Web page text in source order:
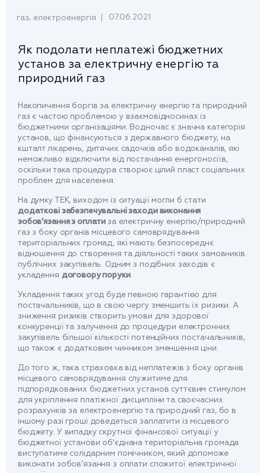
газ, електроенергія 07.06.2021
Як подолати неплатежі бюджетних
установ за електричну енергію та
природний газ
Накопичення боргів за електричну енергію та природний
газ є частою проблемою у взаємовідносинах із
бюджетними організаціями. Водночас є значна категорія
установ, що фінансуються з державного бюджету, на
кшталт лікарень, дитячих садочків або водоканалів, які
неможливо відключити від постачання енергоносіїв,
оскільки така процедура створює цілий пласт соціальних
проблем для населення.
На думку ТЕК, виходом із ситуації могли б стати
додаткові забезпечувальні заходи виконання
зобов’язання з оплати за електричну енергію/природний
газ з боку органів місцевого самоврядування
територіальних громад, які мають безпосереднє
відношення до створення та діяльності таких замовників
публічних закупівель. Одним з подібних заходів є
укладення договору поруки.
Укладення таких угод буде певною гарантією для
постачальників, що в свою чергу зменшить їх ризики. А
зниження ризиків створить умови для здорової
конкуренції та залучення до процедури електронних
закупівель більшої кількості потенційних постачальників,
що також є додатковим чинником зменшення ціни.
До того ж, така страховка від неплатежів з боку органів
місцевого самоврядування служитиме для
підпорядкованих бюджетних установ суттєвим стимулом
для укріплення платіжної дисципліни та своєчасних
розрахунків за електроенергію та природний газ, бо в
іншому разі гроші доведеться заплатити із місцевого
бюджету. У випадку скрутної фінансової ситуації у
бюджетної установи об'єднана територіальна громада
виступатиме солідарним помічником, який допоможе
виконати зобов’язання з оплати спожитої електричної